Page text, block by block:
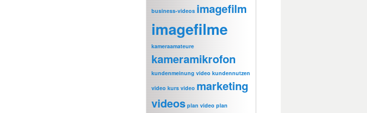
business-videos imagefilm
imagefilme
kameraamateure
kameramikrofon
kundenmeinung video kundennutzen
video kurs video marketing
videos plan video plan